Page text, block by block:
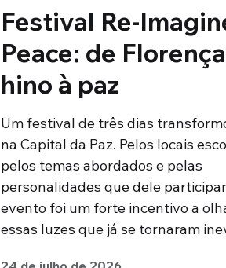
Festival Re-
Peace: de
hino à paz
Um festival de três dias
na Capital da Paz. Pelos locais
pelos temas abordados e pelas
personalidades que dele
evento foi um forte incentivo a
essas luzes que já se tornaram